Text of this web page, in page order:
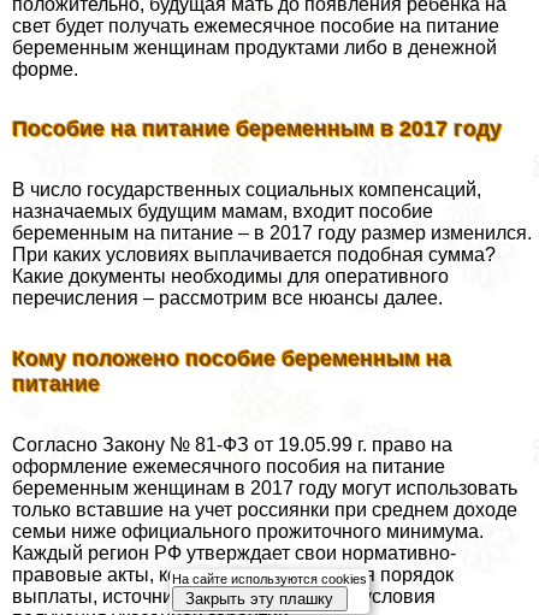
свет будет получать ежемecячное пособие на питание
беременным женщинам продуктами либо в денежной
форме.
Пособие на питание беременным в 2017 году
В число государственных социальных компенсаций,
назначаемых будущим мамам, входит пособие
беременным на питание – в 2017 году размер изменился.
При каких условиях выплачивается подобная сумма?
Какие документы необходимы для оперативного
перечисления – рассмотрим все нюансы далее.
Кому положено пособие беременным на
питание
Согласно Закону № 81-ФЗ от 19.05.99 г. право на
оформление ежемecячного пособия на питание
беременным женщинам в 2017 году могут использовать
только вставшие на учет россиянки при среднем доходе
семьи ниже официального прожиточного минимума.
Каждый регион РФ утверждает свои нормативно-
правовые акты, которыми определяется порядок
выплаты, источники финансирования, условия
На сайте используются cookies
Закрыть эту плашку